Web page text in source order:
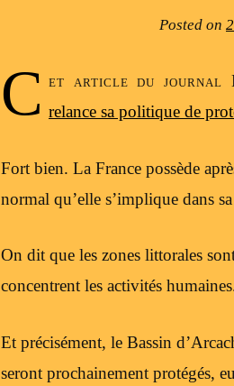
Posted on
C et article du journal
relance sa politique de
Fort bien. La France possède
normal qu’elle s’implique dans
On dit que les zones littorales
concentrent les activités
Et précisément, le Bassin
seront prochainement protégés,